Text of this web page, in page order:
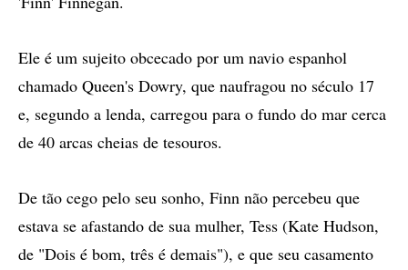
Ele é um sujeito obcecado por um navio espanhol
chamado Queen's Dowry, que naufragou no século 17
e, segundo a lenda, carregou para o fundo do mar cerca
de 40 arcas cheias de tesouros.
De tão cego pelo seu sonho, Finn não percebeu que
estava se afastando de sua mulher, Tess (Kate Hudson,
de "Dois é bom, três é demais"), e que seu casamento